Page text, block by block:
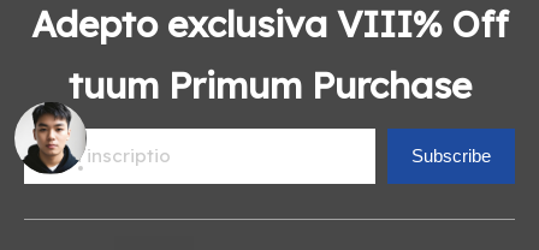
Adepto exclusiva VIII% Off
tuum Primum Purchase
Subscribe